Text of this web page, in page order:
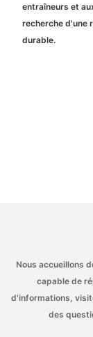
entraîneurs et
recherche d'une
durable.
Nous accueillons
capable de
d'informations,
des